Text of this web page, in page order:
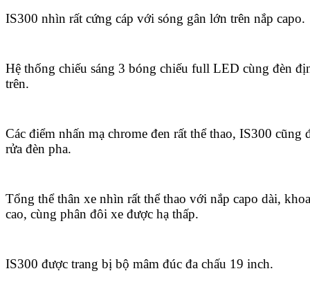
IS300 nhìn rất cứng cáp với sóng gân lớn trên nắp capo.
Hệ thống chiếu sáng 3 bóng chiếu full LED cùng đèn
trên.
Các điểm nhấn mạ chrome đen rất thể thao, IS300 cũng
rửa đèn pha.
Tổng thể thân xe nhìn rất thể thao với nắp capo dài,
cao, cùng phân đôi xe được hạ thấp.
IS300 được trang bị bộ mâm đúc đa chấu 19 inch.